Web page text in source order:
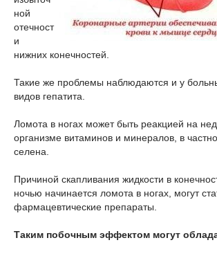
ной
отечност
и
нижних конечностей.
Такие же проблемы наблюдаются и у
видов гепатита.
Ломота в ногах может быть реакцией на
организме витаминов и минералов, в
селена.
Причиной скапливания жидкости в
ночью начинается ломота в ногах, могут
фармацевтические препараты.
Таким побочным эффектом могут